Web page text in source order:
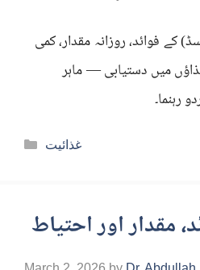
ایسڈ) کے فوائد، روزانہ مقدار، کمی
میں دستیابی — ماہر
رہنما۔
Categories
غذائیت